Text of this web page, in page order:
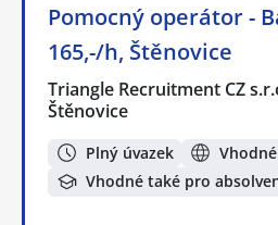
Pomocný operátor -
165,-/h, Štěnovice
Triangle Recruitment CZ
Štěnovice
Plný úvazek
Vhodné také pro